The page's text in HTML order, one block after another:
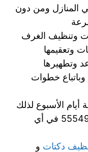
المنازل ومن دون
وتنظيف الغرف
وتعقيمها
وتطهيرها
خطوات
الأسبوع لذلك
يمكنكم التواصل معنا 55549242 في أي
دكتات و